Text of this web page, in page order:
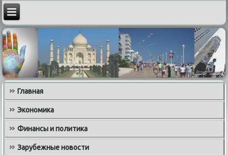
Главная
Экономика
Финансы и политика
Зарубежные новости